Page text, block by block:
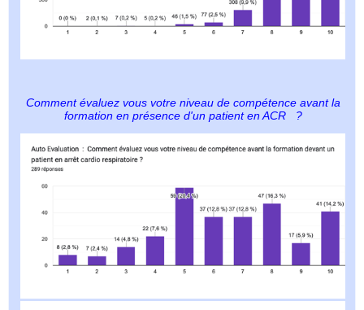
Comment évaluez vous votre niveau de compétence avant la
formation en présence d'un patient en ACR
?